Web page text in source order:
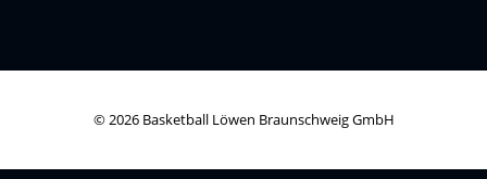
© 2026 Basketball Löwen Braunschweig GmbH